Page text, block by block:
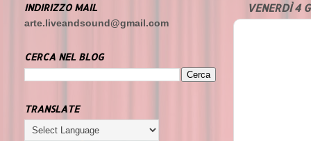
VENERDÌ 4
INDIRIZZO MAIL
arte.liveandsound@gmail.com
CERCA NEL BLOG
TRANSLATE